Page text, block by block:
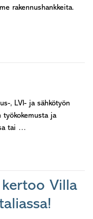
rakennushankkeita.
, LVI- ja sähkötyön
työkokemusta ja
tai …
kertoo Villa